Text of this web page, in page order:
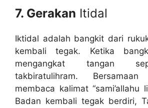
7. Gerakan Itidal
Iktidal adalah bangkit dari
kembali tegak. Ketika
mengangkat tangan
takbiratulihram.
membaca kalimat “sami’allahu
Badan kembali tegak berdiri,